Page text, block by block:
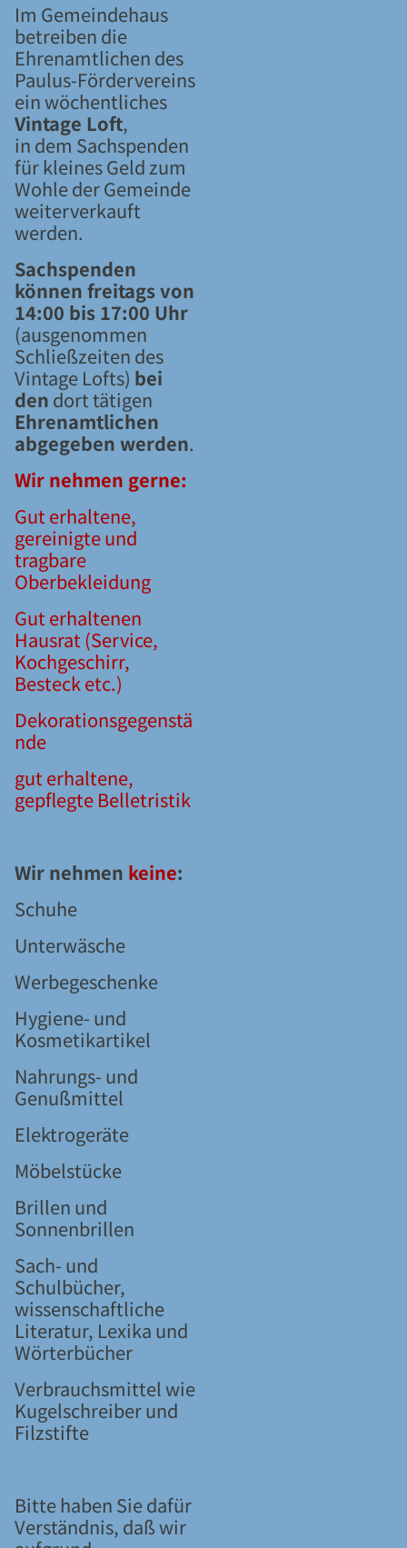
Im Gemeindehaus
betreiben die
Ehrenamtlichen des
Paulus-Fördervereins
ein wöchentliches
Vintage Loft,
in dem Sachspenden
für kleines Geld zum
Wohle der Gemeinde
weiterverkauft
werden.
Sachspenden
können freitags von
14:00 bis 17:00 Uhr
(ausgenommen
Schließzeiten des
Vintage Lofts) bei
den dort tätigen
Ehrenamtlichen
abgegeben werden.
Wir nehmen gerne:
Gut erhaltene,
gereinigte und
tragbare
Oberbekleidung
Gut erhaltenen
Hausrat (Service,
Kochgeschirr,
Besteck etc.)
Dekorationsgegenstä
nde
gut erhaltene,
gepflegte Belletristik
Wir nehmen keine:
Schuhe
Unterwäsche
Werbegeschenke
Hygiene- und
Kosmetikartikel
Nahrungs- und
Genußmittel
Elektrogeräte
Möbelstücke
Brillen und
Sonnenbrillen
Sach- und
Schulbücher,
wissenschaftliche
Literatur, Lexika und
Wörterbücher
Verbrauchsmittel wie
Kugelschreiber und
Filzstifte
Bitte haben Sie dafür
Verständnis, daß wir